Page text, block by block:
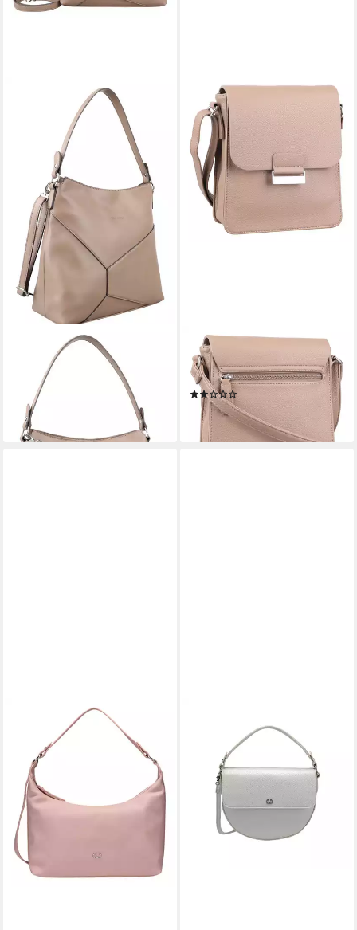
GERRY WEBER
Schultertasche Hobo MVZ
32,00 €
-60%
lieferbar - in 2-3 Werktagen bei dir
GERRY WEBER
Umhängetasche Shoulderbag
SVF
49,99 €
lieferbar - in 2-3 Werktagen bei dir